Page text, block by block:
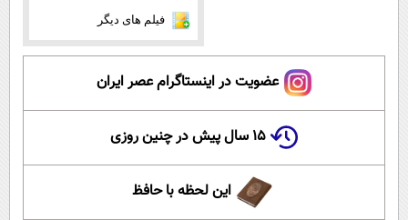
فیلم های دیگر
عضویت در اینستاگرام عصر ایران
۱۵ سال پیش در چنین روزی
این لحظه با حافظ